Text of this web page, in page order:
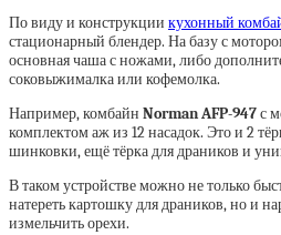
По виду и конструкции кухонный
стационарный блендер. На базу с
основная чаша с ножами, либо
соковыжималка или кофемолка.
Например, комбайн Norman AFP-947с
комплектом аж из 12 насадок. Это и 2
шинковки, ещё тёрка для драников и
В таком устройстве можно не только
натереть картошку для драников, но и
измельчить орехи.